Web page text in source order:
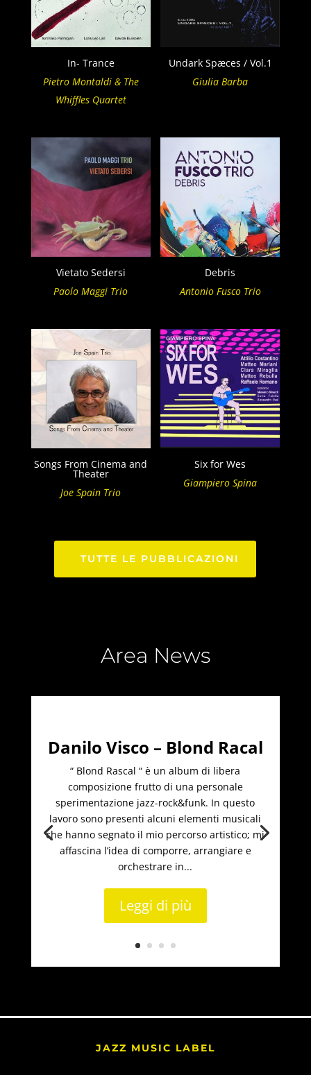
In- Trance
Pietro Montaldi & The
Whiffles Quartet
Undark Spæces / Vol.1
Giulia Barba
Vietato Sedersi
Paolo Maggi Trio
Debris
Antonio Fusco Trio
Songs From Cinema and
Theater
Joe Spain Trio
Six for Wes
Giampiero Spina
TUTTE LE PUBBLICAZIONI
Area News
Danilo Visco – Blond Racal
“ Blond Rascal “ è un album di libera
composizione frutto di una personale
sperimentazione jazz-rock&funk. In questo
lavoro sono presenti alcuni elementi musicali
che hanno segnato il mio percorso artistico; mi
affascina l’idea di comporre, arrangiare e
orchestrare in...
Leggi di più
JAZZ MUSIC LABEL